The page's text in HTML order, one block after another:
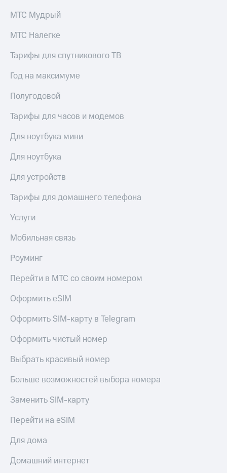
МТС Мудрый
МТС Налегке
Тарифы для спутникового ТВ
Год на максимуме
Полугодовой
Тарифы для часов и модемов
Для ноутбука мини
Для ноутбука
Для устройств
Тарифы для домашнего телефона
Услуги
Мобильная связь
Роуминг
Перейти в МТС со своим номером
Оформить eSIM
Оформить SIM-карту в Telegram
Оформить чистый номер
Выбрать красивый номер
Больше возможностей выбора номера
Заменить SIM-карту
Перейти на eSIM
Для дома
Домашний интернет